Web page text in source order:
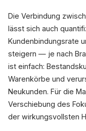
Die Verbindung
lässt sich auch
Kundenbindungsrate
steigern — je nach
ist einfach:
Warenkörbe und
Neukunden. Für die
Verschiebung des
der wirkungsvollsten